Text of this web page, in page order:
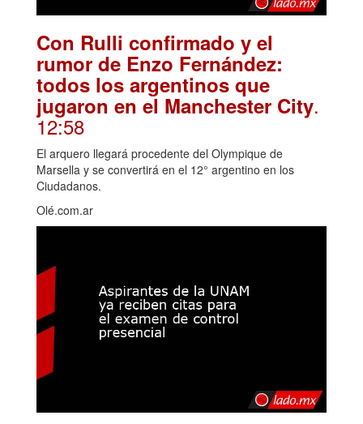
Con Rulli confirmado y el
rumor de Enzo Fernández:
todos los argentinos que
jugaron en el Manchester City.
12:58
El arquero llegará procedente del Olympique de
Marsella y se convertirá en el 12° argentino en los
Ciudadanos.
Olé.com.ar